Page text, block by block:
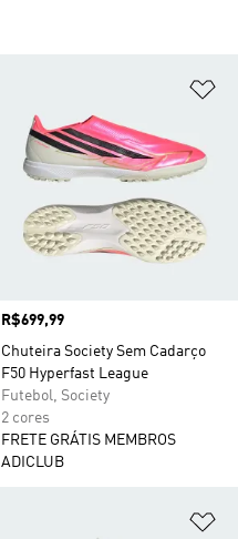
Preço
R$699,99
Chuteira Society Sem Cadarço
F50 Hyperfast League
Futebol, Society
2 cores
FRETE GRÁTIS MEMBROS
ADICLUB